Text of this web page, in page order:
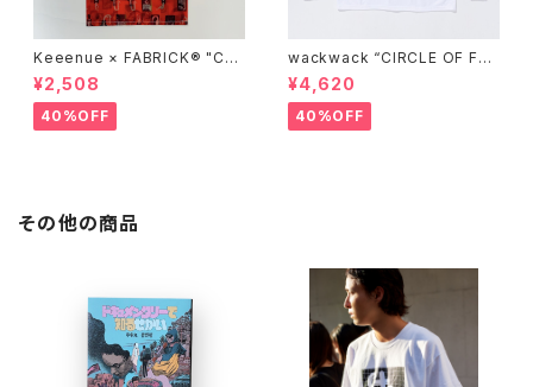
Keeenue × FABRICK®︎ "CO
MPACT SHOPPING BAG" st
acks Exclusive model
¥2,508
40%OFF
wackwack “CIRCLE OF FRI
ENDS” L/S TEE
¥4,620
40%OFF
その他の商品